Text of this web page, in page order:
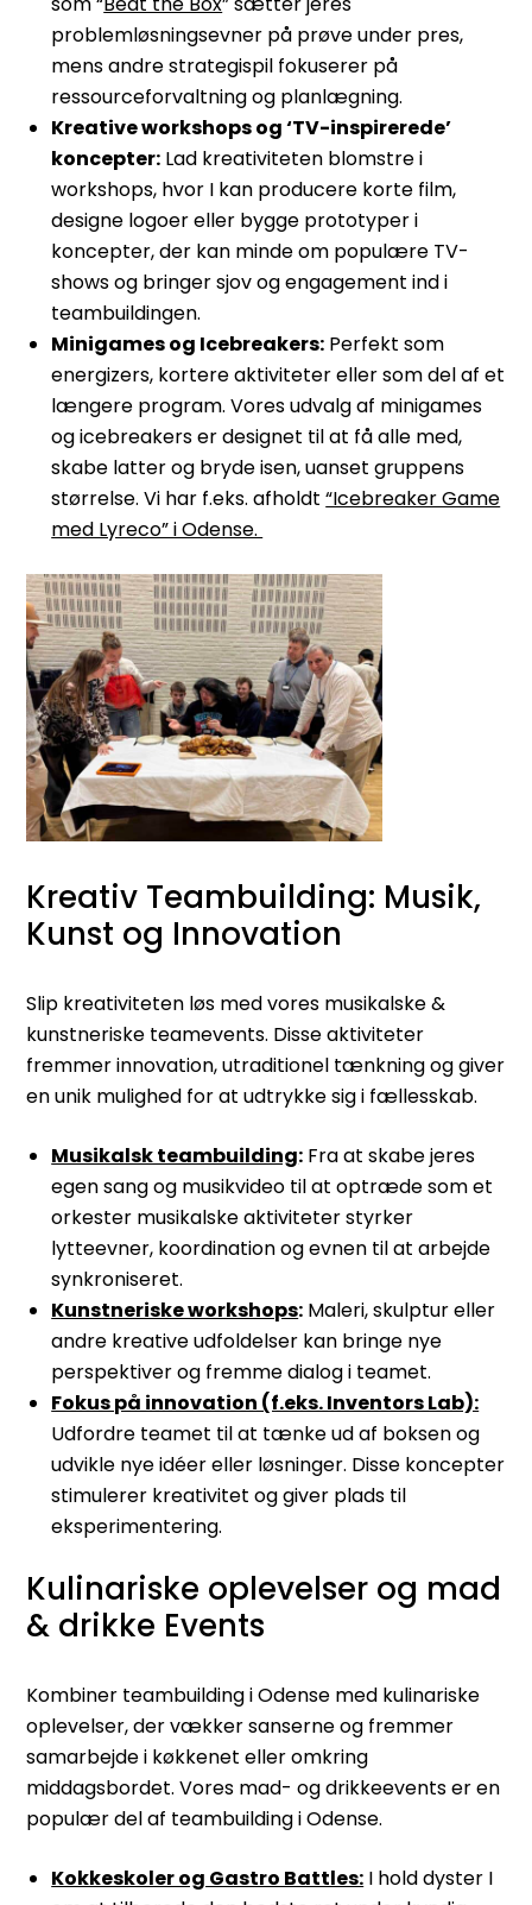
problemløsningsevner på prøve under pres,
mens andre strategispil fokuserer på
ressourceforvaltning og planlægning.
Kreative workshops og ‘TV-inspirerede’
koncepter: Lad kreativiteten blomstre i
workshops, hvor I kan producere korte film,
designe logoer eller bygge prototyper i
koncepter, der kan minde om populære TV-
shows og bringer sjov og engagement ind i
teambuildingen.
Minigames og Icebreakers: Perfekt som
energizers, kortere aktiviteter eller som del af et
længere program. Vores udvalg af minigames
og icebreakers er designet til at få alle med,
skabe latter og bryde isen, uanset gruppens
størrelse. Vi har f.eks. afholdt“Icebreaker Game
med Lyreco” i Odense.
Kreativ Teambuilding: Musik,
Kunst og Innovation
Slip kreativiteten løs med vores musikalske &
kunstneriske teamevents. Disse aktiviteter
fremmer innovation, utraditionel tænkning og giver
en unik mulighed for at udtrykke sig i fællesskab.
Musikalsk teambuilding: Fra at skabe jeres
egen sang og musikvideo til at optræde som et
orkester musikalske aktiviteter styrker
lytteevner, koordination og evnen til at arbejde
synkroniseret.
Kunstneriske workshops: Maleri, skulptur eller
andre kreative udfoldelser kan bringe nye
perspektiver og fremme dialog i teamet.
Fokus på innovation (f.eks. Inventors Lab):
Udfordre teamet til at tænke ud af boksen og
udvikle nye idéer eller løsninger. Disse koncepter
stimulerer kreativitet og giver plads til
eksperimentering.
Kulinariske oplevelser og mad
& drikke Events
Kombiner teambuilding i Odense med kulinariske
oplevelser, der vækker sanserne og fremmer
samarbejde i køkkenet eller omkring
middagsbordet. Vores mad- og drikkeevents er en
populær del af teambuilding i Odense.
Kokkeskoler og Gastro Battles: I hold dyster I